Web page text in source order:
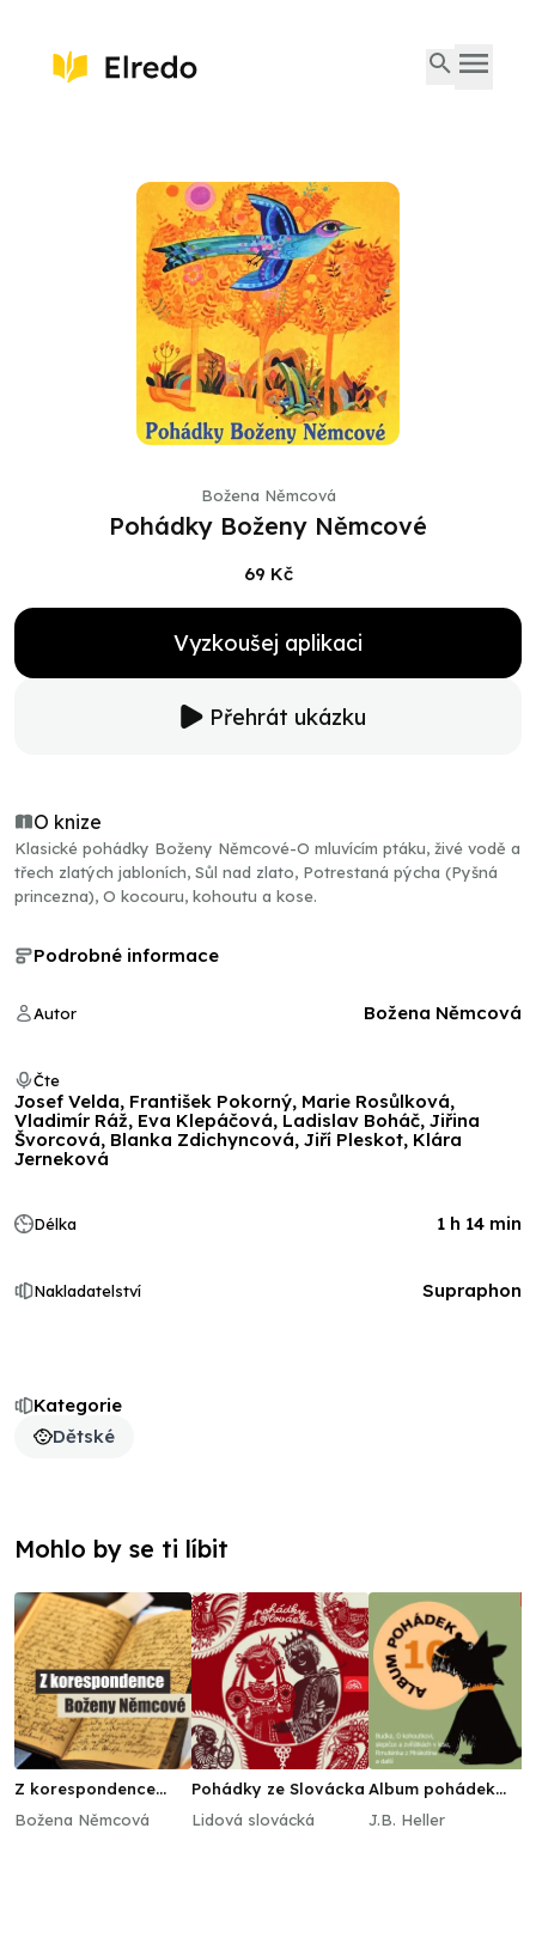
Božena Němcová
Pohádky Boženy Němcové
69 Kč
Vyzkoušej aplikaci
Přehrát ukázku
O knize
Klasické pohádky Boženy Němcové-O mluvícím ptáku, živé vodě a
třech zlatých jabloních, Sůl nad zlato, Potrestaná pýcha (Pyšná
princezna), O kocouru, kohoutu a kose.
Kategorie
Dětské
Podrobné informace
Autor Božena Němcová
Čte
Josef Velda, František Pokorný, Marie Rosůlková,
Vladimír Ráž, Eva Klepáčová, Ladislav Boháč, Jiřina
Švorcová, Blanka Zdichyncová, Jiří Pleskot, Klára
Jerneková
Délka 1 h 14 min
Nakladatelství Supraphon
Mohlo by se ti líbit
Z korespondence
Božena Němcová
Pohádky ze Slovácka
Lidová slovácká
Album pohádek
10. (Budka, O
J.B. Heller